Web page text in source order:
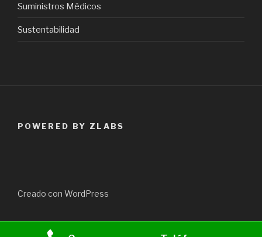
Suministros Médicos
Sustentabilidad
POWERED BY ZLABS
Creado con WordPress